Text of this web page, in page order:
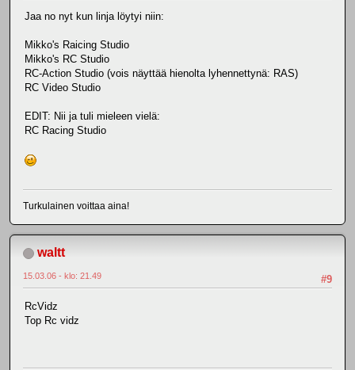
Jaa no nyt kun linja löytyi niin:
Mikko's Raicing Studio
Mikko's RC Studio
RC-Action Studio (vois näyttää hienolta lyhennettynä: RAS)
RC Video Studio
EDIT: Nii ja tuli mieleen vielä:
RC Racing Studio
Turkulainen voittaa aina!
waltt
#9
15.03.06 - klo: 21.49
RcVidz
Top Rc vidz